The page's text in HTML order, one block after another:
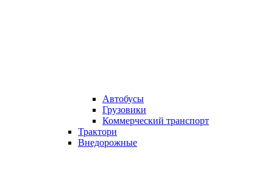
Автобусы
Грузовики
Коммерческий транспорт
Трактори
Внедорожные